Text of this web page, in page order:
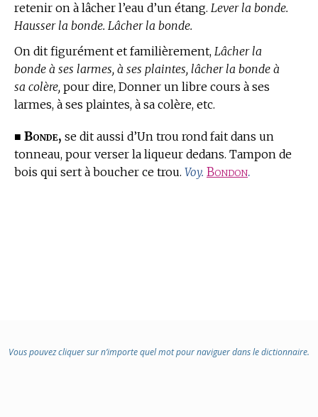
retenir on à lâcher l’eau d’un étang. Lever la bonde.
Hausser la bonde. Lâcher la bonde.
On dit figurément et familièrement, Lâcher la
bonde à ses larmes, à ses plaintes, lâcher la bonde à
sa colère, pour dire, Donner un libre cours à ses
larmes, à ses plaintes, à sa colère, etc.
■ Bonde, se dit aussi d’Un trou rond fait dans un
tonneau, pour verser la liqueur dedans. Tampon de
bois qui sert à boucher ce trou. Voy. Bondon.
Vous pouvez cliquer sur n’importe quel mot pour naviguer dans le dictionnaire.